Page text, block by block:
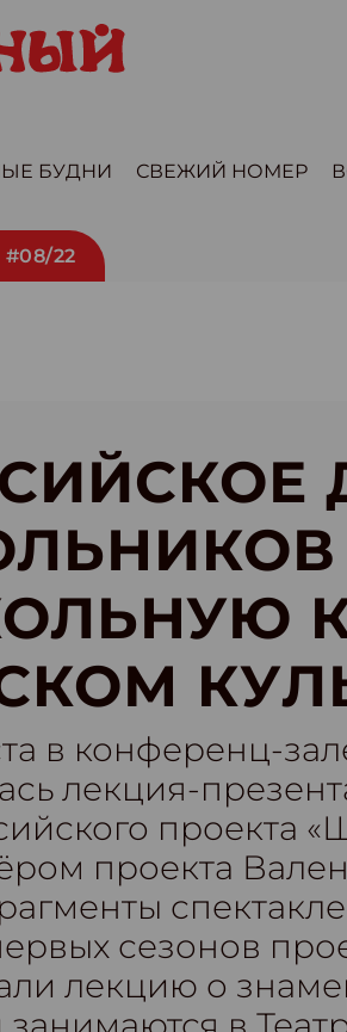
БУДНИ СВЕЖИЙ НОМЕР
22
в конференц-
лекция-
проекта
проекта
сезонов
лекцию о